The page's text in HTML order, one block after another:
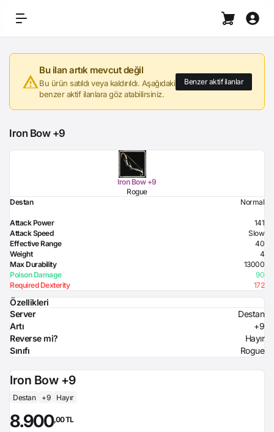
Bu ilan artık mevcut değil
Bu ürün satıldı veya kaldırıldı. Aşağıdaki
benzer aktif ilanlara göz atabilirsiniz.
Benzer aktif ilanlar
Iron Bow +9
Iron Bow +9
Rogue
Destan
Normal
Attack Power
141
Attack Speed
Slow
Effective Range
40
Weight
4
Max Durability
13000
Poison Damage
90
Required Dexterity
172
Özellikleri
Server
Destan
Artı
+9
Reverse mi?
Hayır
Sınıfı
Rogue
Iron Bow +9
Destan +9 Hayır
8.900,00 TL